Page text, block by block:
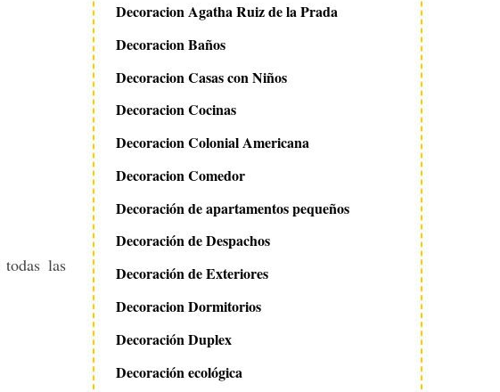
las
Decoracion Agatha Ruiz de la Prada
Decoracion Baños
Decoracion Casas con Niños
Decoracion Cocinas
Decoracion Colonial Americana
Decoracion Comedor
Decoración de apartamentos pequeños
Decoración de Despachos
Decoración de Exteriores
Decoracion Dormitorios
Decoración Duplex
Decoración ecológica